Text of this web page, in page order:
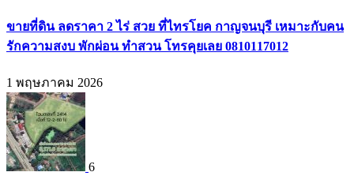
ขายที่ดิน ลดราคา 2 ไร่ สวย ที่ไทรโยค กาญจนบุรี เหมาะกับคน
รักความสงบ พักผ่อน ทำสวน โทรคุยเลย 0810117012
1 พฤษภาคม 2026
6